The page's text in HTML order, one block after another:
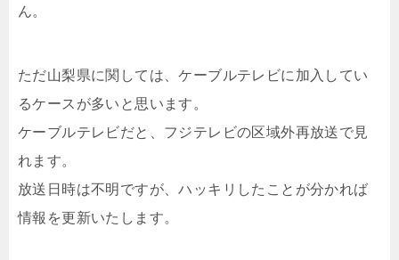
ん。
ただ山梨県に関しては、ケーブルテレビに加入してい
るケースが多いと思います。
ケーブルテレビだと、フジテレビの区域外再放送で見
れます。
放送日時は不明ですが、ハッキリしたことが分かれば
情報を更新いたします。